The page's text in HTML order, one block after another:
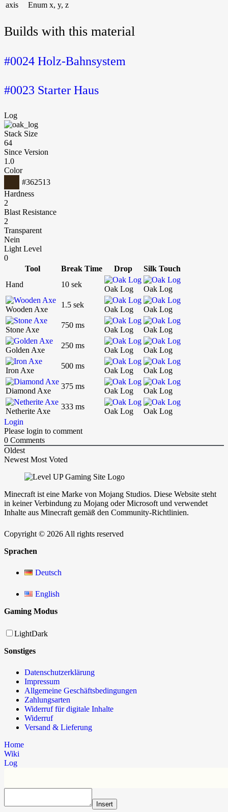
axis
Enum x, y, z
Builds with this material
#0024 Holz-Bahnsystem
#0023 Starter Haus
Log
Stack Size
64
Since Version
1.0
Color
#362513
Hardness
2
Blast Resistance
2
Transparent
Nein
Light Level
0
Tool
Break Time Drop
Silk Touch
Hand
10 sek
Oak Log Oak Log
Wooden Axe
1.5 sek
Oak Log Oak Log
Stone Axe
750 ms
Oak Log Oak Log
Golden Axe
250 ms
Oak Log Oak Log
Iron Axe
500 ms
Oak Log Oak Log
Diamond Axe
375 ms
Oak Log Oak Log
Netherite Axe
333 ms
Oak Log
Oak Log
Login
Please login to comment
0 Comments
Oldest
Newest Most Voted
Minecraft ist eine Marke von Mojang Studios. Diese Website steht
in keiner Verbindung zu Mojang oder Microsoft und verwendet
Inhalte aus Minecraft gemäß den Community-Richtlinien.
Copyright © 2026 All rights reserved
Sprachen
Deutsch
English
Gaming Modus
LightDark
Sonstiges
Datenschutzerklärung
Impressum
Allgemeine Geschäftsbedingungen
Zahlungsarten
Widerruf für digitale Inhalte
Widerruf
Versand & Lieferung
Home
Wiki
Log
Insert